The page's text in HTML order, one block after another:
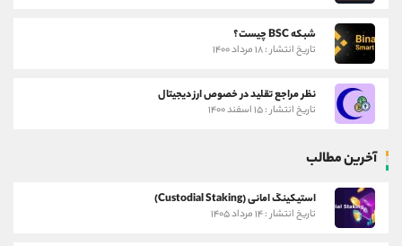
شبکه BSC چیست؟
تاریخ انتشار : ۱۸ مرداد ۱۴۰۰
نظر مراجع تقلید در خصوص ارز دیجیتال
تاریخ انتشار : ۱۵ اسفند ۱۴۰۰
آخرین مطالب
استیکینگ امانی (Custodial Staking)
تاریخ انتشار : ۱۴ مرداد ۱۴۰۵